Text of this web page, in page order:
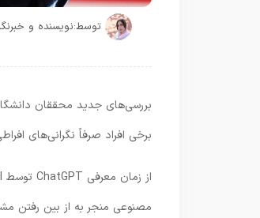
توسط:نویسنده و
بررسی‌های جدید محققان
برخی افراد صرفاً نگرانی‌های
مصنوعی منجر به از بین رفتن